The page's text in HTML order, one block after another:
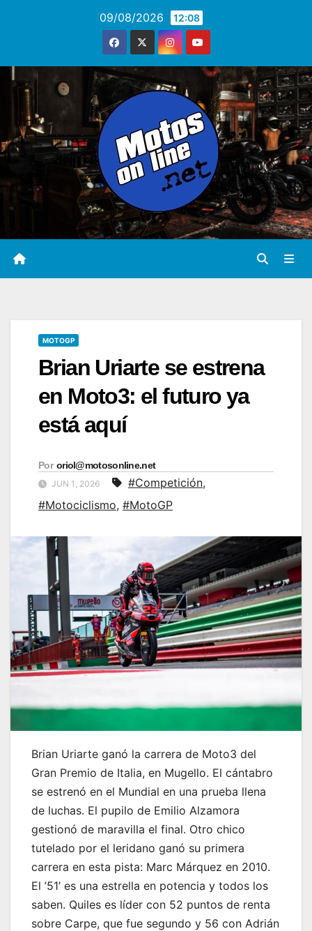
09/08/2026 12:08
MOTOGP
Brian Uriarte se estrena
en Moto3: el futuro ya
está aquí
Por oriol@motosonline.net
JUN 1, 2026 #Competición,
#Motociclismo, #MotoGP
Brian Uriarte ganó la carrera de Moto3 del
Gran Premio de Italia, en Mugello. El cántabro
se estrenó en el Mundial en una prueba llena
de luchas. El pupilo de Emilio Alzamora
gestionó de maravilla el final. Otro chico
tutelado por el leridano ganó su primera
carrera en esta pista: Marc Márquez en 2010.
El ’51’ es una estrella en potencia y todos los
saben. Quiles es líder con 52 puntos de renta
sobre Carpe, que fue segundo y 56 con Adrián